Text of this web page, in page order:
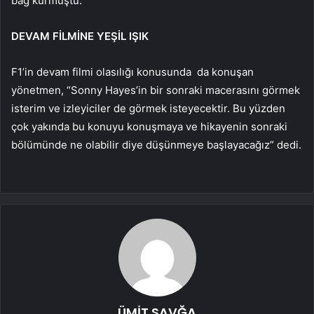
DEVAM FİLMİNE YEŞİL IŞIK
F1’in devam filmi olasılığı konusunda da konuşan
yönetmen, “Sonny Hayes’in bir sonraki macerasını görmek
isterim ve izleyiciler de görmek isteyecektir. Bu yüzden
çok yakında bu konuyu konuşmaya ve hikayenin sonraki
bölümünde ne olabilir diye düşünmeye başlayacağız” dedi.